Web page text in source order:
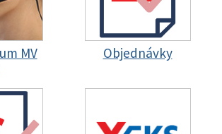
MV
Objednávky